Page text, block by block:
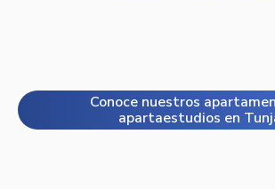
Conoce nuestros
apartaestudios en